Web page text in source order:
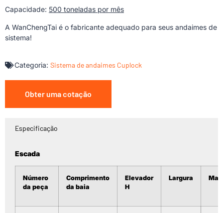
Capacidade: 500 toneladas por mês
A WanChengTai é o fabricante adequado para seus andaimes de
sistema!
Categoria: Sistema de andaimes Cuplock
Obter uma cotação
Especificação
Escada
Número
da peça
Comprimento
da baia
Elevador
H
Largura